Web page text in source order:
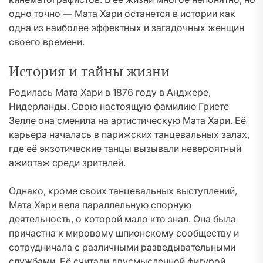
одно точно — Мата Хари останется в истории как
одна из наиболее эффектных и загадочных женщин
своего времени.
История и тайны жизни
Родилась Мата Хари в 1876 году в Анджере,
Нидерланды. Свою настоящую фамилию Гриете
Зелле она сменила на артистическую Мата Хари. Её
карьера началась в парижских танцевальных залах,
где её экзотические танцы вызывали невероятный
ажиотаж среди зрителей.
Однако, кроме своих танцевальных выступлений,
Мата Хари вела параллельную спорную
деятельность, о которой мало кто знал. Она была
причастна к мировому шпионскому сообществу и
сотрудничала с различными разведывательными